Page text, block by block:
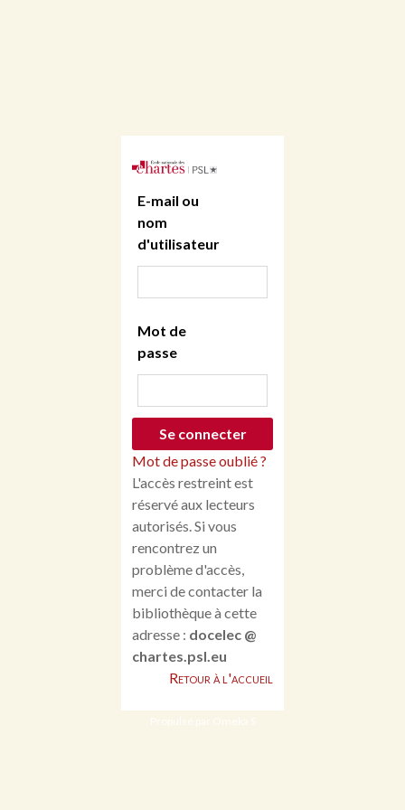
E-mail ou
nom
d'utilisateur
Mot de
passe
Mot de passe oublié ?
L'accès restreint est
réservé aux lecteurs
autorisés. Si vous
rencontrez un
problème d'accès,
merci de contacter la
bibliothèque à cette
adresse : docelec @
chartes.psl.eu
Retour à l'accueil
Propulsé par Omeka S